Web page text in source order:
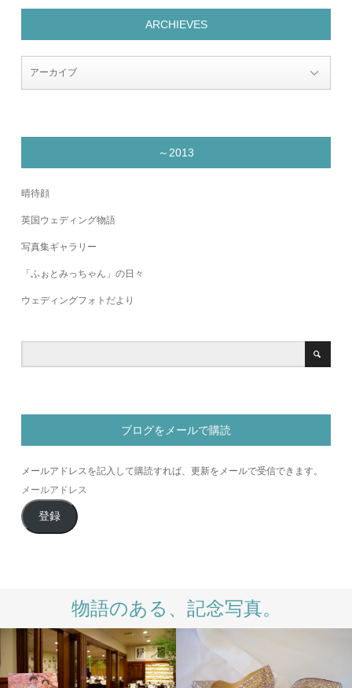
ARCHIEVES
～2013
晴待顔
英国ウェディング物語
写真集ギャラリー
「ふぉとみっちゃん」の日々
ウェディングフォトだより
ブログをメールで購読
メールアドレスを記入して購読すれば、更新をメールで受信できます。
メ
ー
ル
登録
物語のある、記念写真。